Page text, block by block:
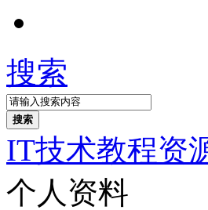
搜索
搜索
IT技术教程资
个人资料